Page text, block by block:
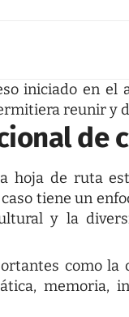
iniciado en el
reunir y
de
hoja de ruta
tiene un
y la
como la
memoria,